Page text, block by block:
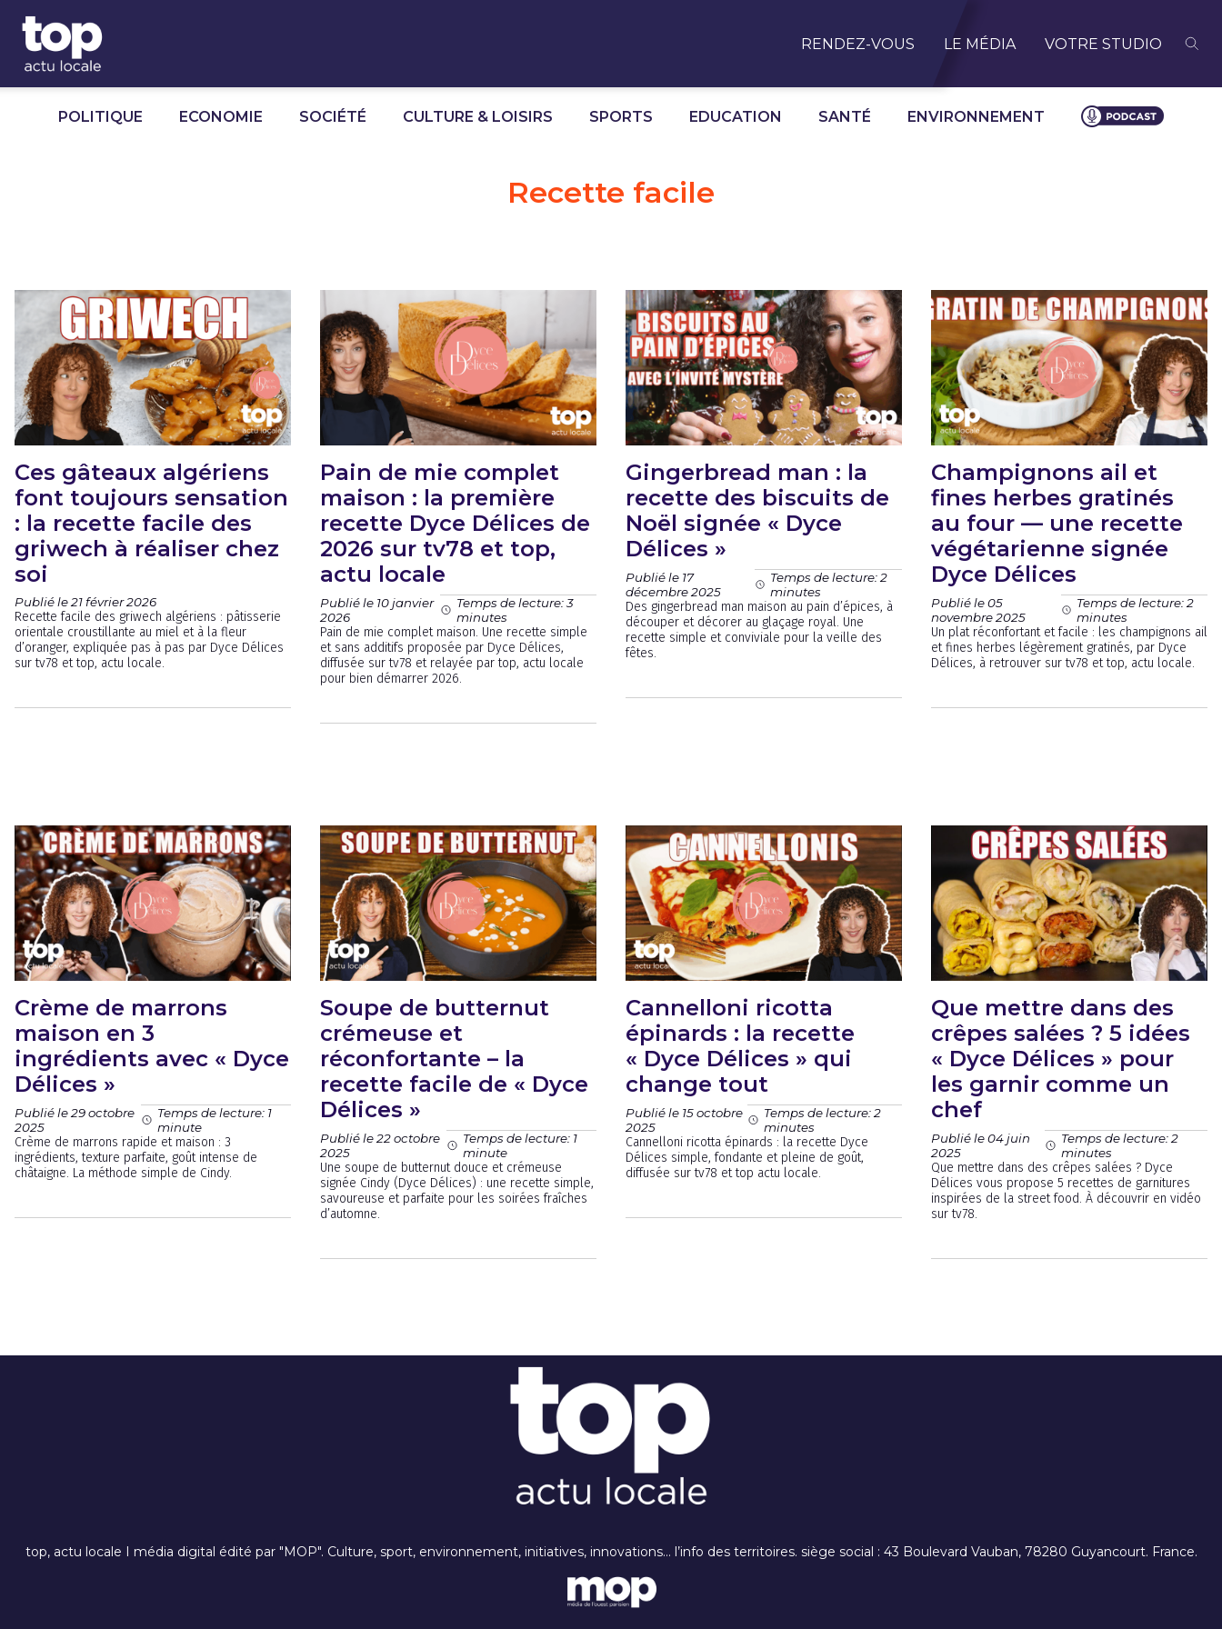
RENDEZ-VOUS LE MÉDIA VOTRE STUDIO
POLITIQUE ECONOMIE SOCIÉTÉ CULTURE & LOISIRS SPORTS EDUCATION SANTÉ ENVIRONNEMENT
Recette facile
Ces gâteaux algériens
font toujours sensation
: la recette facile des
griwech à réaliser chez
soi
Publié le 21 février 2026
Recette facile des griwech algériens : pâtisserie
orientale croustillante au miel et à la fleur
d’oranger, expliquée pas à pas par Dyce Délices
sur tv78 et top, actu locale.
Pain de mie complet
maison : la première
recette Dyce Délices de
2026 sur tv78 et top,
actu locale
Publié le 10 janvier
2026
Temps de lecture: 3
minutes
Pain de mie complet maison. Une recette simple
et sans additifs proposée par Dyce Délices,
diffusée sur tv78 et relayée par top, actu locale
pour bien démarrer 2026.
Gingerbread man : la
recette des biscuits de
Noël signée « Dyce
Délices »
Publié le 17
décembre 2025
Temps de lecture: 2
minutes
Des gingerbread man maison au pain d’épices, à
découper et décorer au glaçage royal. Une
recette simple et conviviale pour la veille des
fêtes.
Champignons ail et
fines herbes gratinés
au four — une recette
végétarienne signée
Dyce Délices
Publié le 05
novembre 2025
Temps de lecture: 2
minutes
Un plat réconfortant et facile : les champignons ail
et fines herbes légèrement gratinés, par Dyce
Délices, à retrouver sur tv78 et top, actu locale.
Crème de marrons
maison en 3
ingrédients avec « Dyce
Délices »
Publié le 29 octobre
2025
Temps de lecture: 1
minute
Crème de marrons rapide et maison : 3
ingrédients, texture parfaite, goût intense de
châtaigne. La méthode simple de Cindy.
Soupe de butternut
crémeuse et
réconfortante – la
recette facile de « Dyce
Délices »
Publié le 22 octobre
2025
Temps de lecture: 1
minute
Une soupe de butternut douce et crémeuse
signée Cindy (Dyce Délices) : une recette simple,
savoureuse et parfaite pour les soirées fraîches
d’automne.
Cannelloni ricotta
épinards : la recette
« Dyce Délices » qui
change tout
Publié le 15 octobre
2025
Temps de lecture: 2
minutes
Cannelloni ricotta épinards : la recette Dyce
Délices simple, fondante et pleine de goût,
diffusée sur tv78 et top actu locale.
Que mettre dans des
crêpes salées ? 5 idées
« Dyce Délices » pour
les garnir comme un
chef
Publié le 04 juin
2025
Temps de lecture: 2
minutes
Que mettre dans des crêpes salées ? Dyce
Délices vous propose 5 recettes de garnitures
inspirées de la street food. À découvrir en vidéo
sur tv78.
top, actu locale I média digital édité par "MOP". Culture, sport, environnement, initiatives, innovations… l’info des territoires. siège social : 43 Boulevard Vauban, 78280 Guyancourt. France.